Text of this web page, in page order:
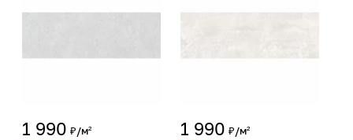
1 990 ₽/м²
1 990 ₽/м²